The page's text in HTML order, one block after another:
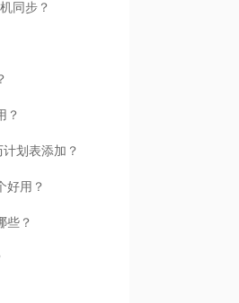
同步？
？
划表添加？
好用？
些？